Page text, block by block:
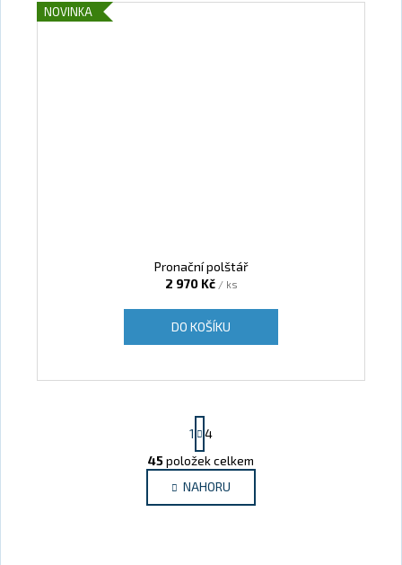
NOVINKA
Pronační polštář
2 970 Kč / ks
DO KOŠÍKU
Ovládací prvky výpisu
Stránkování
1
4
45položek celkem
NAHORU